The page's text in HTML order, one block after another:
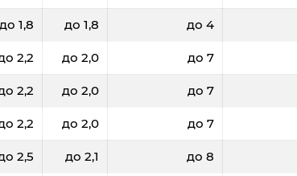
до 1,8 до 1,8 до 4
2,2 до 2,0 до 7
2,2 до 2,0 до 7
2,2 до 2,0 до 7
2,5 до 2,1 до 8